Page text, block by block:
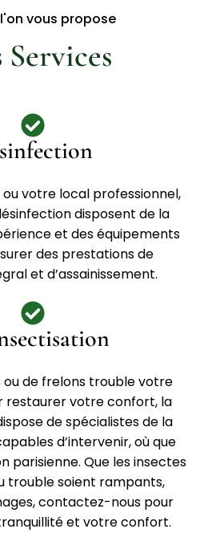
vous propose
Services
votre local professionnel,
disposent de la
et des équipements
des prestations de
et d’assainissement.
ou de frelons trouble votre
restaurer votre confort, la
de spécialistes de la
d’intervenir, où que
parisienne. Que les insectes
trouble soient rampants,
contactez-nous pour
et votre confort.